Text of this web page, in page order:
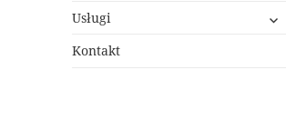
Usługi
Kontakt